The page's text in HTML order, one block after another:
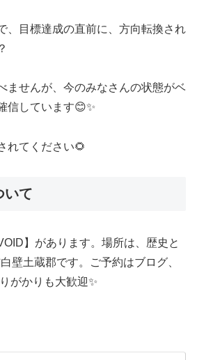
、目標達成の直前に、方向転換され
ませんが、今のみなさんの状態がベ
信しています😊✨
れてください🌻
いて
】があります。場所は、歴史と
壁土蔵郡です。ご予約はブログ、
がかりも大歓迎✨